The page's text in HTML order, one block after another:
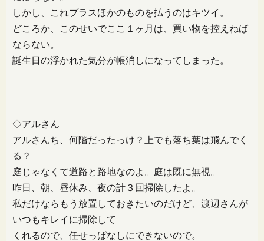
しかし、これプラスほかのものを払うのはキツイ。
どころか、このせいでここ１ヶ月は、買い物を控えねば
ならない。
誕生日の浮かれた気分が帳消しになってしまった。
◇アルさん
アルさんち、何階だったっけ？上でも落ち葉は飛んでく
る？
庭じゃなくて道路と路地なのよ。庭は既に無視。
昨日、朝、昼休み、夜の計３回掃除したよ。
私だけならもう放置しておきたいのだけど、渡辺さんが
いつもキレイに掃除して
くれるので、任せっぱなしにできないので。